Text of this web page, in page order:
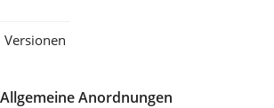
Versionen
Allgemeine Anordnungen